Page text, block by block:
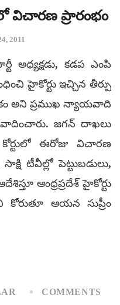
విచారణ ప్రారంభం
2011
అధ్యక్షడు, కడప ఎంపి
హైకోర్టు ఇచ్చిన తీర్పు
అని ప్రముఖ న్యాయవాది
వాదించారు. జగన్ దాఖలు
ఈరోజు విచారణ
టీవీల్లో పెట్టుబడులు,
ఆంధ్రప్రదేశ్ హైకోర్టు
కోరుతూ ఆయన సుప్రీం
COMMENTS